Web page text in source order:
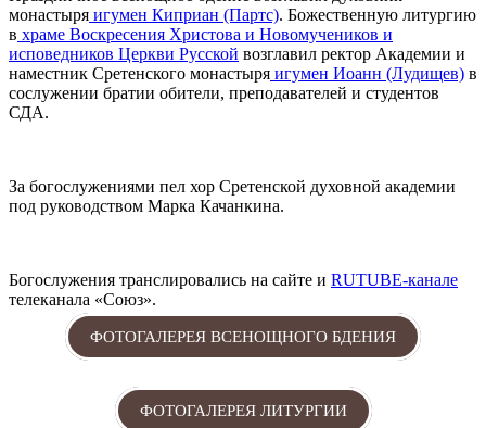
монастыря игумен Киприан (Партс). Божественную литургию
в храме Воскресения Христова и Новомучеников и
исповедников Церкви Русской возглавил ректор Академии и
наместник Сретенского монастыря игумен Иоанн (Лудищев) в
сослужении братии обители, преподавателей и студентов
СДА.
За богослужениями пел хор Сретенской духовной академии
под руководством Марка Качанкина.
Богослужения транслировались на сайте и RUTUBE-канале
телеканала «Союз».
ФОТОГАЛЕРЕЯ ВСЕНОЩНОГО БДЕНИЯ
ФОТОГАЛЕРЕЯ ЛИТУРГИИ